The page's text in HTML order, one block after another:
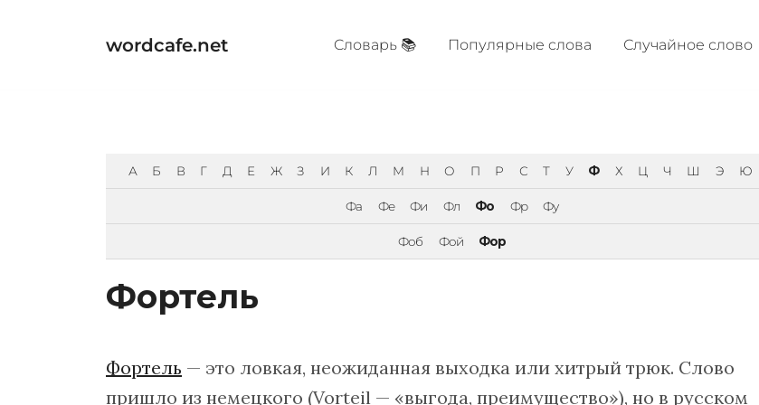
wordcafe.net Cловарь 📚 Популярные cлова Случайное слово
А Б В Г Д Е Ж З И К Л М Н О П Р С Т У Ф Х Ц Ч Ш Э Ю
Фа Фе Фи Фл Фо Фр Фу
Фоб Фой Фор
Фортель
Фортель — это ловкая, неожиданная выходка или хитрый трюк. Слово
пришло из немецкого (Vorteil — «выгода, преимущество»), но в русском